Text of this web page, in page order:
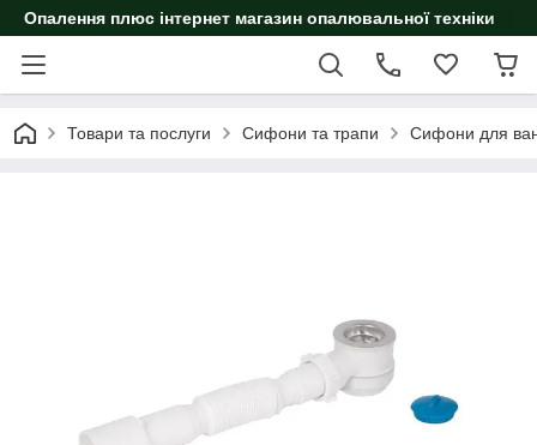
Опалення плюс інтернет магазин опалювальної техніки
Товари та послуги Сифони та трапи Сифони для